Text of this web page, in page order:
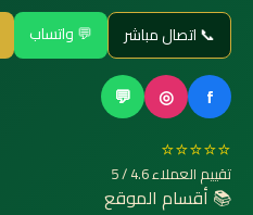
📞 اتصال مباشر 💬 واتساب
f
◎
💬
⭐⭐⭐⭐⭐
تقييم العملاء 4.6 / 5
📚 أقسام الموقع